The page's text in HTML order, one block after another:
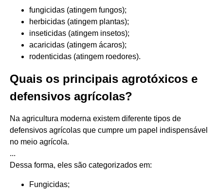
fungicidas (atingem fungos);
herbicidas (atingem plantas);
inseticidas (atingem insetos);
acaricidas (atingem ácaros);
rodenticidas (atingem roedores).
Quais os principais agrotóxicos e
defensivos agrícolas?
Na agricultura moderna existem diferente tipos de
defensivos agrícolas que cumpre um papel indispensável
no meio agrícola.
...
Dessa forma, eles são categorizados em:
Fungicidas;